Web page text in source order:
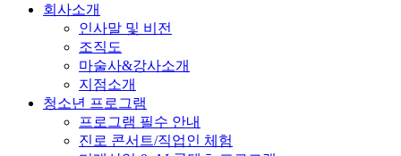
회사소개
인사말 및 비전
조직도
마술사&강사소개
지점소개
청소년 프로그램
프로그램 필수 안내
진로 콘서트/직업인 체험